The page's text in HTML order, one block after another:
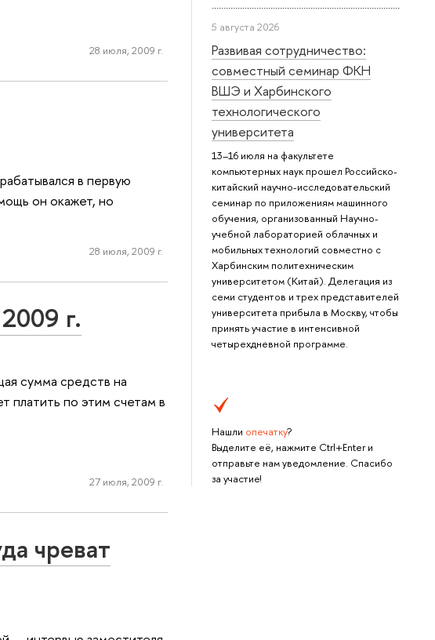
5 августа 2026
Развивая сотрудничество:
совместный семинар ФКН
ВШЭ и Харбинского
технологического
университета
13–16 июля на факультете
компьютерных наук прошел Российско-
китайский научно-исследовательский
семинар по приложениям машинного
обучения, организованный Научно-
учебной лабораторией облачных и
мобильных технологий совместно с
Харбинским политехническим
университетом (Китай). Делегация из
семи студентов и трех представителей
университета прибыла в Москву, чтобы
принять участие в интенсивной
четырехдневной программе.
Нашли опечатку?
Выделите её, нажмите Ctrl+Enter и
отправьте нам уведомление. Спасибо
за участие!
28 июля, 2009 г.
в первую
он окажет, но
28 июля, 2009 г.
г.
сумма средств на
платить по этим счетам в
27 июля, 2009 г.
чреват